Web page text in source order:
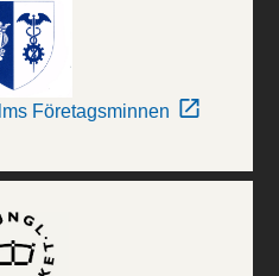
Företagsminnen